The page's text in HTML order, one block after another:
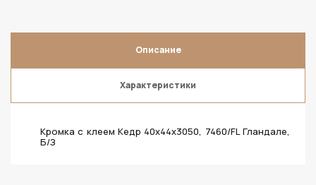
Описание
Характеристики
Кромка с клеем Кедр 40х44х3050, 7460/FL Гландале,
Б/З